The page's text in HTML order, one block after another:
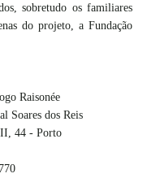
sobretudo os familiares
do projeto, a Fundação
Raisonée
Soares dos Reis
44 - Porto